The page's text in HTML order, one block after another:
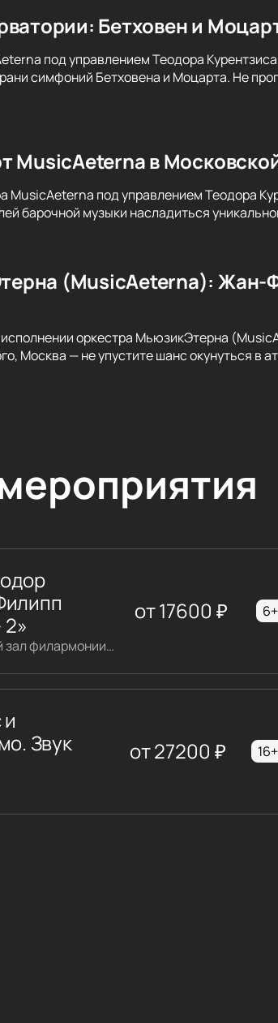
Бетховен и
под управлением Теодора
симфоний Бетховена и Моцарта. Не
MusicAeterna в
MusicAeterna под управлением Теодора
барочной музыки насладиться
(MusicAeterna): Жан-
оркестра МьюзикЭтерна
Москва — не упустите шанс окунуться в
2»
Санкт-Петербург, Большой зал филармонии имени Шостаковича
от17600 ₽ 6+
Звук
от27200 ₽ 16+